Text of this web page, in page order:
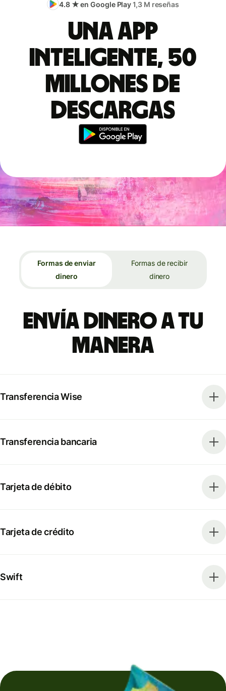
4.8 ★ en Google Play1,3 M reseñas
Una app
inteligente, 50
millones de
descargas
Formas de enviar
dinero
Formas de recibir
dinero
Envía dinero a tu
manera
Transferencia Wise
Transferencia bancaria
Tarjeta de débito
Tarjeta de crédito
Swift